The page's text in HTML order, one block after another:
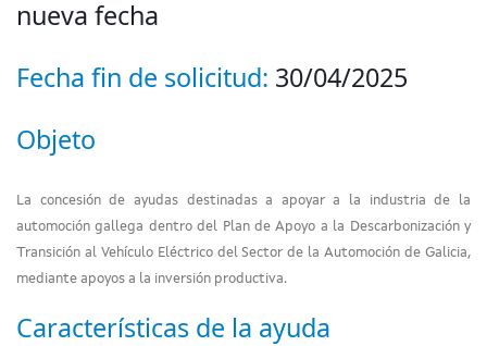
nueva fecha
Fecha fin de solicitud: 30/04/2025
Objeto
La concesión de ayudas destinadas a apoyar a la industria de la
automoción gallega dentro del Plan de Apoyo a la Descarbonización y
Transición al Vehículo Eléctrico del Sector de la Automoción de Galicia,
mediante apoyos a la inversión productiva.
Características de la ayuda